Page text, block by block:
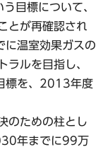
目標について、
とが再確認され
温室効果ガスの
ラルを目指し、
標を、2013年度
のための柱とし
年までに99万